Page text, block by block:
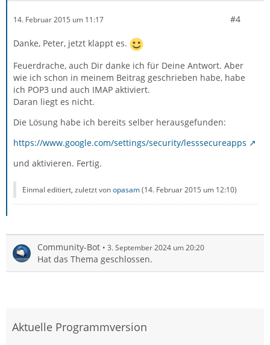
14. Februar 2015 um 11:17 #4
Danke, Peter, jetzt klappt es.
Feuerdrache, auch Dir danke ich für Deine Antwort. Aber
wie ich schon in meinem Beitrag geschrieben habe, habe
ich POP3 und auch IMAP aktiviert.
Daran liegt es nicht.
Die Lösung habe ich bereits selber herausgefunden:
https://www.google.com/settings/security/lesssecureapps
und aktivieren. Fertig.
Einmal editiert, zuletzt vonopasam(14. Februar 2015 um 12:10)
Community-Bot 3. September 2024 um 20:20
Hat das Thema geschlossen.
Aktuelle Programmversion